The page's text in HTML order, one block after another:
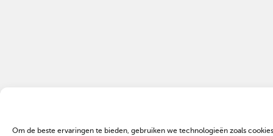
Om de beste ervaringen te bieden, gebruiken we technologieën zoals